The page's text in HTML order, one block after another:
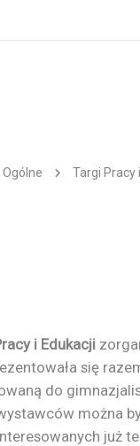
Ogólne Targi Pracy
i Edukacji
się
do
można
już